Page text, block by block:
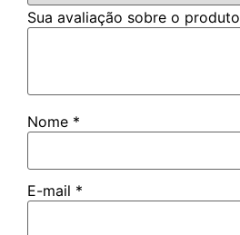
Sua avaliação sobre o produto
Nome *
E-mail *